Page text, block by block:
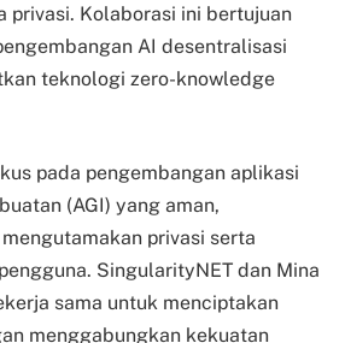
privasi. Kolaborasi ini bertujuan
AI desentralisasi
teknologi zero-knowledge
pada pengembangan aplikasi
(AGI) yang aman,
privasi serta
SingularityNET dan Mina
sama untuk menciptakan
menggabungkan kekuatan